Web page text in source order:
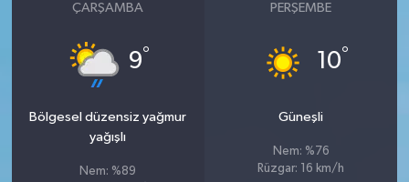
ÇARŞAMBA
9°
Bölgesel düzensiz yağmur
yağışlı
Nem: %89
PERŞEMBE
10°
Güneşli
Nem: %76
Rüzgar: 16 km/h